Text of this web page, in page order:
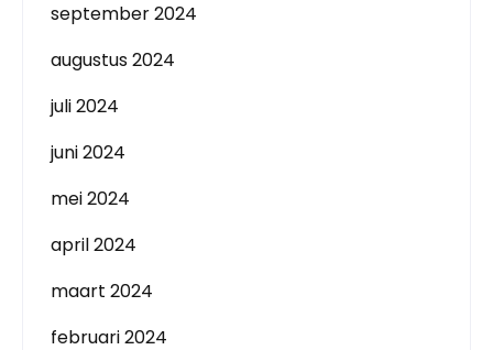
september 2024
augustus 2024
juli 2024
juni 2024
mei 2024
april 2024
maart 2024
februari 2024